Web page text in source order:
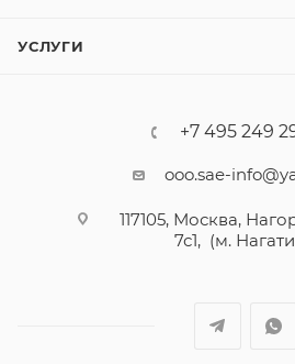
УСЛУГИ
+7 495 249
ooo.sae-
117105, Москва,
7с1, (м.